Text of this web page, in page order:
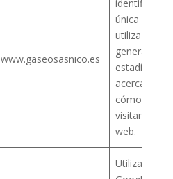
www.gaseosasnico.es
única que se
utiliza para
generar
estadísticos
acerca de
cómo utiliza
visitante el
web.
Utilizado por